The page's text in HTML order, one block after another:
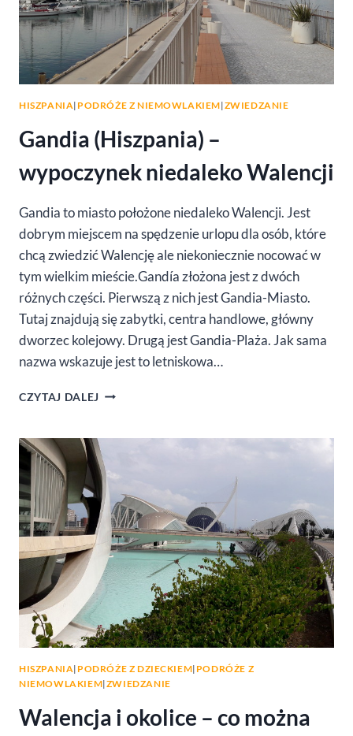
HISZPANIA| PODRÓŻE Z NIEMOWLAKIEM|ZWIEDZANIE
Gandia (Hiszpania) –
wypoczynek niedaleko Walencji
Gandia to miasto położone niedaleko Walencji. Jest
dobrym miejscem na spędzenie urlopu dla osób, które
chcą zwiedzić Walencję ale niekoniecznie nocować w
tym wielkim mieście.Gandía złożona jest z dwóch
różnych części. Pierwszą z nich jest Gandia-Miasto.
Tutaj znajdują się zabytki, centra handlowe, główny
dworzec kolejowy. Drugą jest Gandia-Plaża. Jak sama
nazwa wskazuje jest to letniskowa…
CZYTAJ DALEJ GANDIA
WYPOCZYNEK
NIEDALEKO
WALENCJI
HISZPANIA| PODRÓŻE Z DZIECKIEM| PODRÓŻE Z
NIEMOWLAKIEM|ZWIEDZANIE
Walencja i okolice – co można